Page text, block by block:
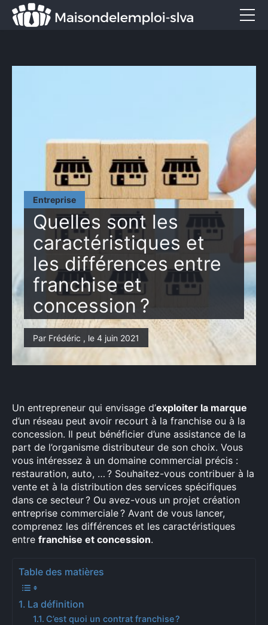
Entreprise
Quelles sont les
caractéristiques et
les différences entre
franchise et
concession ?
Par Frédéric , le 4 juin 2021
Un entrepreneur qui envisage d’exploiter la marque
d’un réseau peut avoir recourt à la franchise ou à la
concession. Il peut bénéficier d’une assistance de la
part de l’organisme distributeur de son choix. Vous
vous intéressez à un domaine commercial précis :
restauration, auto, … ? Souhaitez-vous contribuer à la
vente et à la distribution des services spécifiques
dans ce secteur ? Ou avez-vous un projet création
entreprise commerciale ? Avant de vous lancer,
comprenez les différences et les caractéristiques
entre franchise et concession.
Table des matières
La définition
C’est quoi un contrat franchise ?
Formation
Services
CONTACT